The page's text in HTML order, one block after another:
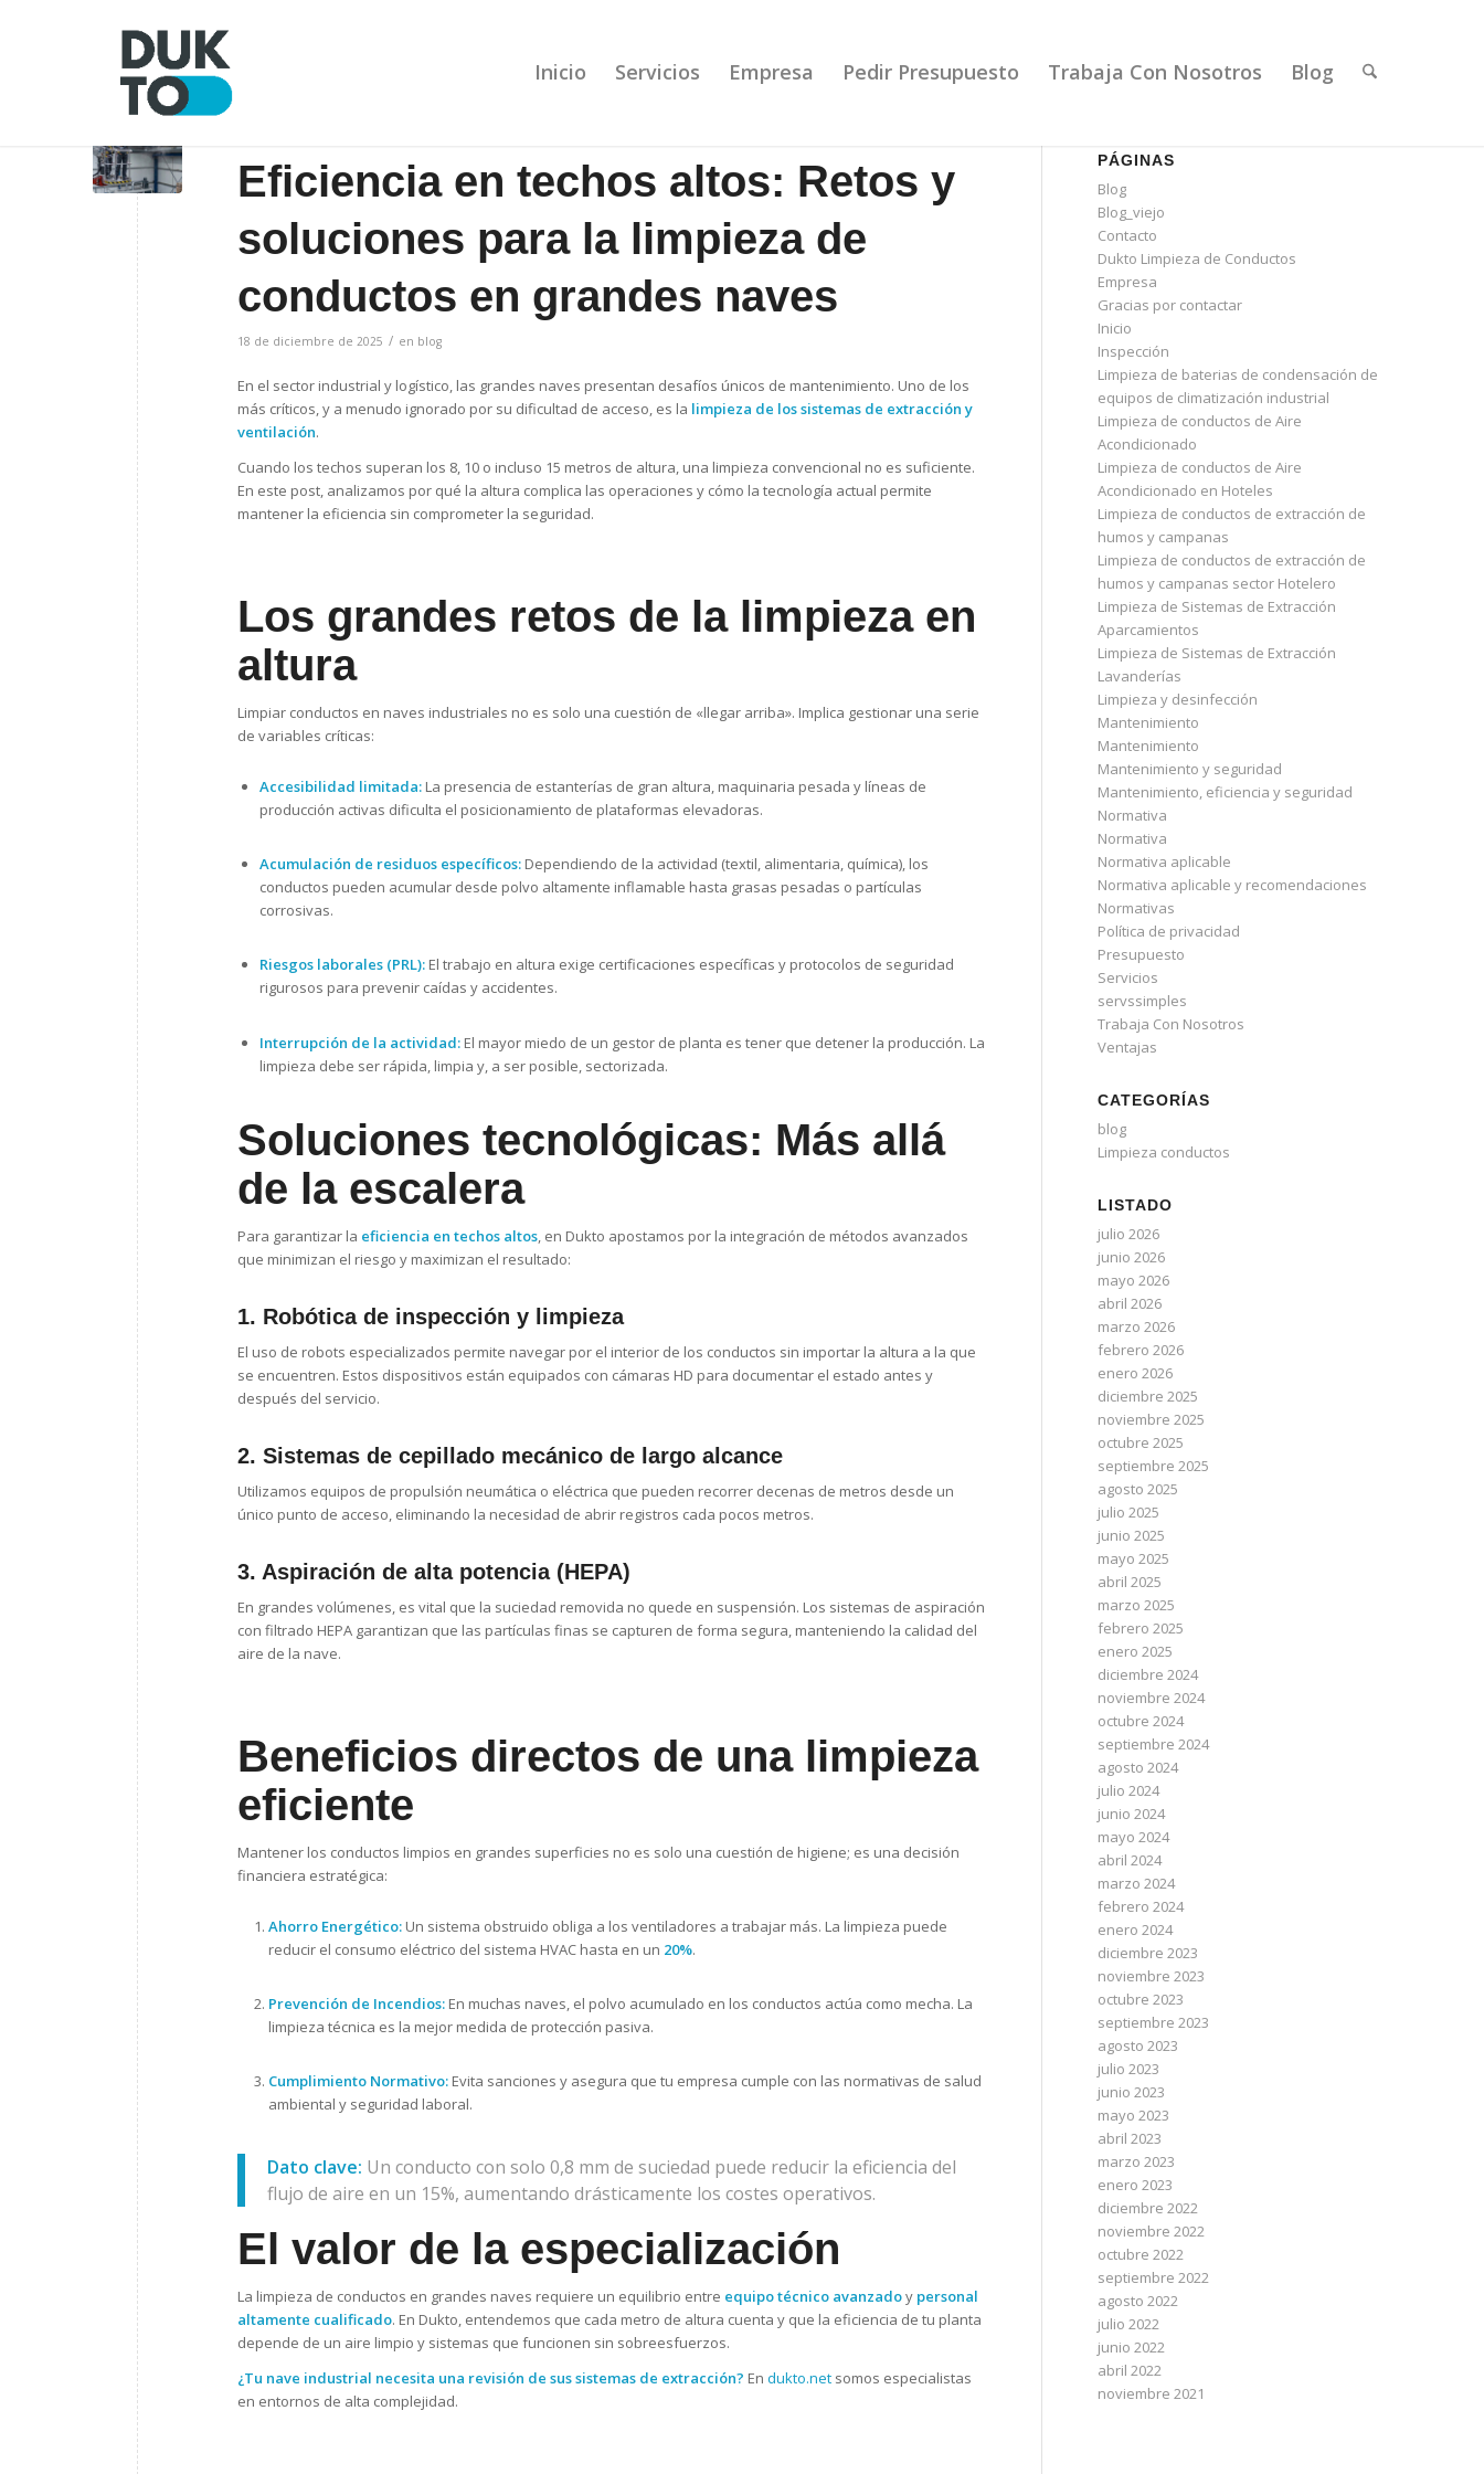
Inicio Servicios Empresa Pedir Presupuesto Trabaja Con Nosotros Blog
Eficiencia en techos altos: Retos y
soluciones para la limpieza de
conductos en grandes naves
18 de diciembre de 2025 / en blog
En el sector industrial y logístico, las grandes naves presentan desafíos únicos de mantenimiento. Uno de los
más críticos, y a menudo ignorado por su dificultad de acceso, es la limpieza de los sistemas de extracción y
ventilación.
Cuando los techos superan los 8, 10 o incluso 15 metros de altura, una limpieza convencional no es suficiente.
En este post, analizamos por qué la altura complica las operaciones y cómo la tecnología actual permite
mantener la eficiencia sin comprometer la seguridad.
Los grandes retos de la limpieza en
altura
Limpiar conductos en naves industriales no es solo una cuestión de «llegar arriba». Implica gestionar una serie
de variables críticas:
Accesibilidad limitada:La presencia de estanterías de gran altura, maquinaria pesada y líneas de
producción activas dificulta el posicionamiento de plataformas elevadoras.
Acumulación de residuos específicos:Dependiendo de la actividad (textil, alimentaria, química), los
conductos pueden acumular desde polvo altamente inflamable hasta grasas pesadas o partículas
corrosivas.
Riesgos laborales (PRL):El trabajo en altura exige certificaciones específicas y protocolos de seguridad
rigurosos para prevenir caídas y accidentes.
Interrupción de la actividad:El mayor miedo de un gestor de planta es tener que detener la producción. La
limpieza debe ser rápida, limpia y, a ser posible, sectorizada.
Soluciones tecnológicas: Más allá
de la escalera
Para garantizar la eficiencia en techos altos, en Dukto apostamos por la integración de métodos avanzados
que minimizan el riesgo y maximizan el resultado:
1. Robótica de inspección y limpieza
El uso de robots especializados permite navegar por el interior de los conductos sin importar la altura a la que
se encuentren. Estos dispositivos están equipados con cámaras HD para documentar el estado antes y
después del servicio.
2. Sistemas de cepillado mecánico de largo alcance
Utilizamos equipos de propulsión neumática o eléctrica que pueden recorrer decenas de metros desde un
único punto de acceso, eliminando la necesidad de abrir registros cada pocos metros.
3. Aspiración de alta potencia (HEPA)
En grandes volúmenes, es vital que la suciedad removida no quede en suspensión. Los sistemas de aspiración
con filtrado HEPA garantizan que las partículas finas se capturen de forma segura, manteniendo la calidad del
aire de la nave.
Beneficios directos de una limpieza
eficiente
Mantener los conductos limpios en grandes superficies no es solo una cuestión de higiene; es una decisión
financiera estratégica:
Ahorro Energético:Un sistema obstruido obliga a los ventiladores a trabajar más. La limpieza puede
reducir el consumo eléctrico del sistema HVAC hasta en un 20%.
Prevención de Incendios:En muchas naves, el polvo acumulado en los conductos actúa como mecha. La
limpieza técnica es la mejor medida de protección pasiva.
Cumplimiento Normativo:Evita sanciones y asegura que tu empresa cumple con las normativas de salud
ambiental y seguridad laboral.
Dato clave: Un conducto con solo 0,8 mm de suciedad puede reducir la eficiencia del
flujo de aire en un 15%, aumentando drásticamente los costes operativos.
El valor de la especialización
La limpieza de conductos en grandes naves requiere un equilibrio entre equipo técnico avanzadoy personal
altamente cualificado. En Dukto, entendemos que cada metro de altura cuenta y que la eficiencia de tu planta
depende de un aire limpio y sistemas que funcionen sin sobreesfuerzos.
¿Tu nave industrial necesita una revisión de sus sistemas de extracción? En dukto.netsomos especialistas
en entornos de alta complejidad.
PÁGINAS
Blog
Blog_viejo
Contacto
Dukto Limpieza de Conductos
Empresa
Gracias por contactar
Inicio
Inspección
Limpieza de baterias de condensación de
equipos de climatización industrial
Limpieza de conductos de Aire
Acondicionado
Limpieza de conductos de Aire
Acondicionado en Hoteles
Limpieza de conductos de extracción de
humos y campanas
Limpieza de conductos de extracción de
humos y campanas sector Hotelero
Limpieza de Sistemas de Extracción
Aparcamientos
Limpieza de Sistemas de Extracción
Lavanderías
Limpieza y desinfección
Mantenimiento
Mantenimiento
Mantenimiento y seguridad
Mantenimiento, eficiencia y seguridad
Normativa
Normativa
Normativa aplicable
Normativa aplicable y recomendaciones
Normativas
Política de privacidad
Presupuesto
Servicios
servssimples
Trabaja Con Nosotros
Ventajas
CATEGORÍAS
blog
Limpieza conductos
LISTADO
julio 2026
junio 2026
mayo 2026
abril 2026
marzo 2026
febrero 2026
enero 2026
diciembre 2025
noviembre 2025
octubre 2025
septiembre 2025
agosto 2025
julio 2025
junio 2025
mayo 2025
abril 2025
marzo 2025
febrero 2025
enero 2025
diciembre 2024
noviembre 2024
octubre 2024
septiembre 2024
agosto 2024
julio 2024
junio 2024
mayo 2024
abril 2024
marzo 2024
febrero 2024
enero 2024
diciembre 2023
noviembre 2023
octubre 2023
septiembre 2023
agosto 2023
julio 2023
junio 2023
mayo 2023
abril 2023
marzo 2023
enero 2023
diciembre 2022
noviembre 2022
octubre 2022
septiembre 2022
agosto 2022
julio 2022
junio 2022
abril 2022
noviembre 2021